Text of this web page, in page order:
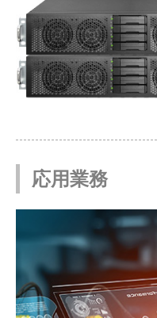
応用業務